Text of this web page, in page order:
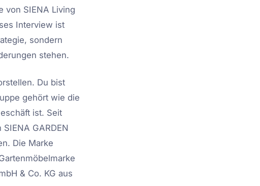
von SIENA Living
Interview ist
sondern
stehen.
Du bist
gehört wie die
ist. Seit
GARDEN
Die Marke
& Co. KG aus